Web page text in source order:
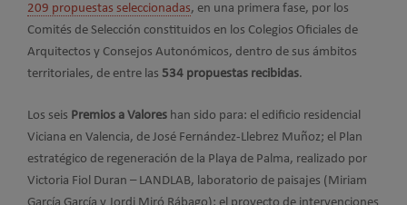
209 propuestas seleccionadas, en una primera fase, por los
Comités de Selección constituidos en los Colegios Oficiales de
Arquitectos y Consejos Autonómicos, dentro de sus ámbitos
territoriales, de entre las 534 propuestas recibidas.
Los seis Premios a Valores han sido para: el edificio residencial
Viciana en Valencia, de José Fernández-Llebrez Muñoz; el Plan
estratégico de regeneración de la Playa de Palma, realizado por
Victoria Fiol Duran – LANDLAB, laboratorio de paisajes (Miriam